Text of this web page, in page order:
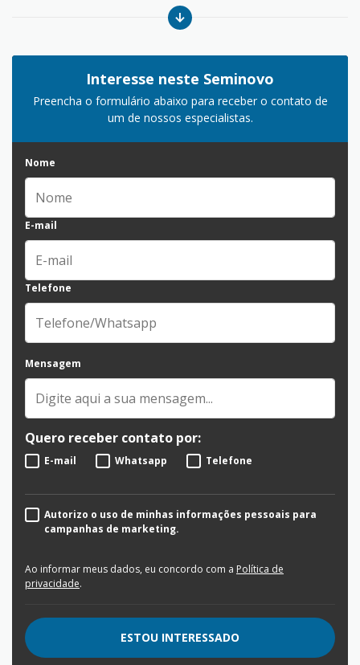
Interesse neste Seminovo
Preencha o formulário abaixo para receber o contato de
um de nossos especialistas.
Nome
E-mail
Telefone
Mensagem
Quero receber contato por:
E-mail Whatsapp Telefone
Autorizo o uso de minhas informações pessoais para
campanhas de marketing.
Ao informar meus dados, eu concordo com a Política de
privacidade.
ESTOU INTERESSADO